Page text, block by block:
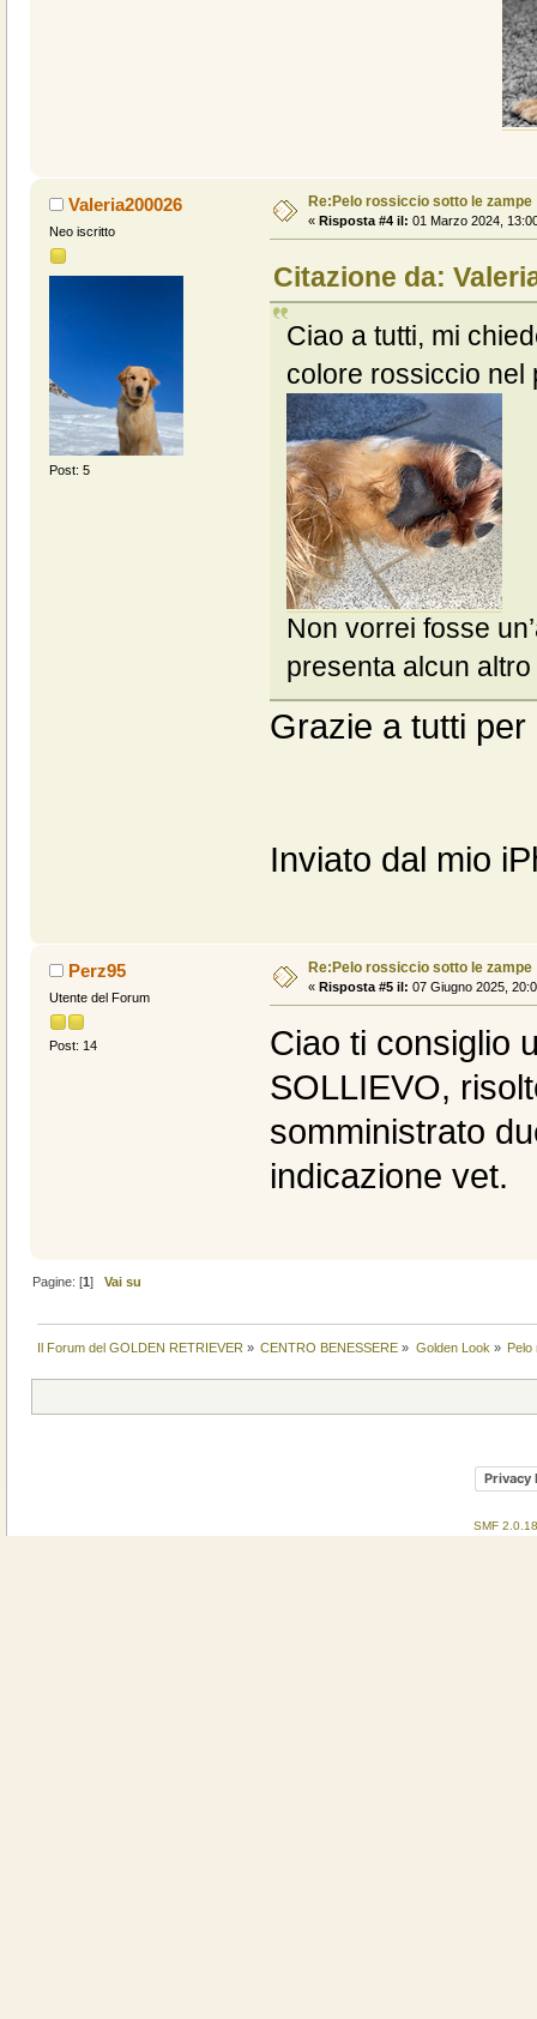
Valeria200026
Neo iscritto
Post: 5
Re:Pelo rossiccio sotto le zampe
« Risposta #4 il: 01 Marzo 2024,
Citazione da:
Ciao a tutti, mi
colore rossiccio nel
Non vorrei fosse
presenta alcun
Grazie a tutti
Inviato dal mio
Perz95
Utente del Forum
Post: 14
Re:Pelo rossiccio sotto le zampe
« Risposta #5 il: 07 Giugno 2025,
Ciao ti consiglio
SOLLIEVO,
somministrato
indicazione vet.
Pagine: [1]Vai su
Il Forum del GOLDEN RETRIEVER » CENTRO BENESSERE » Golden Look »
Privacy
SMF 2.0.18